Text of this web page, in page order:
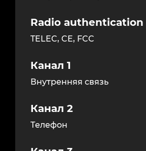
Radio authentication
TELEC, CE, FCC
Канал 1
Внутренняя связь
Канал 2
Телефон